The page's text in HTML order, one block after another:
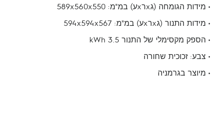
• מידות הגומחה (גxרxע) במ"מ: 589x560x550
• מידות התנור (גxרxע) במ"מ: 594x594x567
• הספק מקסימלי של התנור 3.5 kWh
• צבע: זכוכית שחורה
• מיוצר בגרמניה